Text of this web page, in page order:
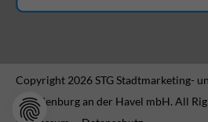
Copyright 2026 STG Stadtmarketing-
Brandenburg an der Havel mbH. All